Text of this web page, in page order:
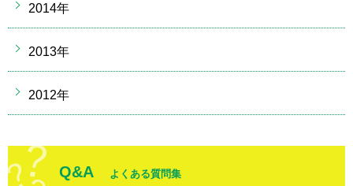
2014年
2013年
2012年
Q&A よくある質問集